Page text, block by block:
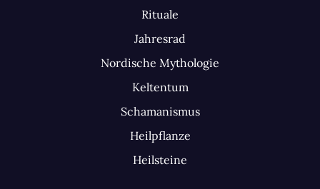
Rituale
Jahresrad
Nordische Mythologie
Keltentum
Schamanismus
Heilpflanze
Heilsteine